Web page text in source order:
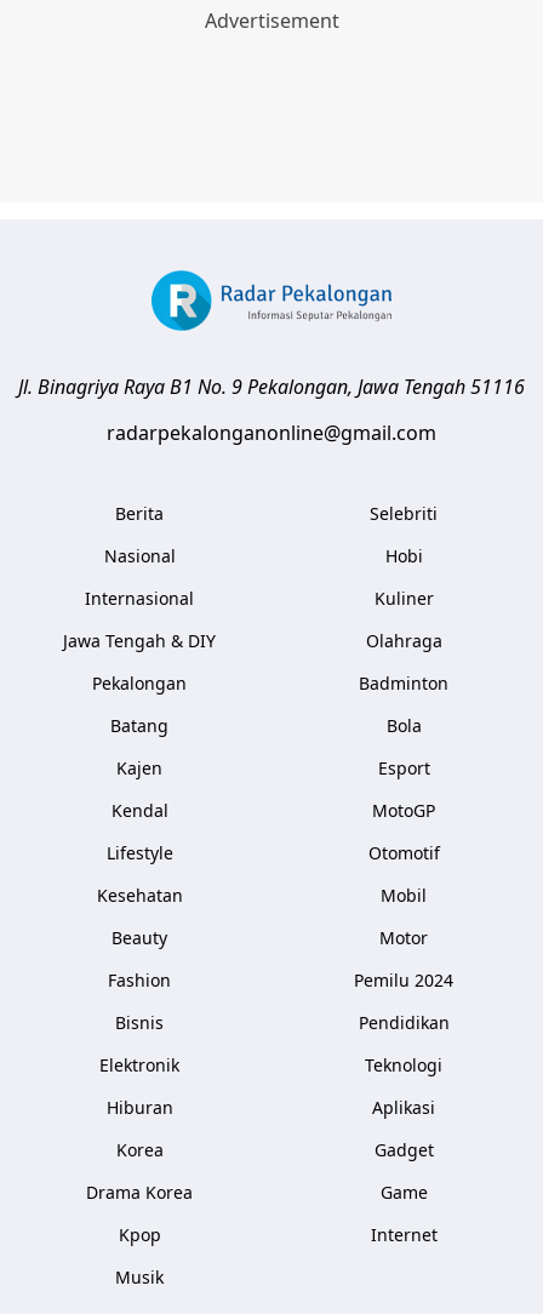
Jl. Binagriya Raya B1 No. 9Pekalongan, Jawa Tengah51116
radarpekalonganonline@gmail.com
Berita
Nasional
Internasional
Jawa Tengah & DIY
Pekalongan
Batang
Kajen
Kendal
Lifestyle
Kesehatan
Beauty
Fashion
Bisnis
Elektronik
Hiburan
Korea
Drama Korea
Kpop
Musik
Selebriti
Hobi
Kuliner
Olahraga
Badminton
Bola
Esport
MotoGP
Otomotif
Mobil
Motor
Pemilu 2024
Pendidikan
Teknologi
Aplikasi
Gadget
Game
Internet